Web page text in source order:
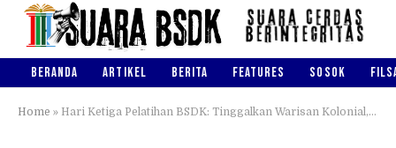
BERANDA ARTIKEL BERITA FEATURES SOSOK
Home » Hari Ketiga Pelatihan BSDK: Tinggalkan Warisan Kolonial, Ratusan Hakim Dalami Paradigma Baru KUHAP 2025